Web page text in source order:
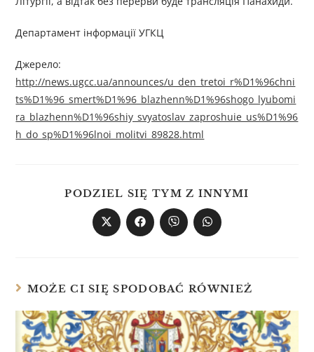
Департамент інформації УГКЦ
Джерело:
http://news.ugcc.ua/announces/u_den_tretoi_r%D1%96chni
ts%D1%96_smert%D1%96_blazhenn%D1%96shogo_lyubomi
ra_blazhenn%D1%96shiy_svyatoslav_zaproshuie_us%D1%96
h_do_sp%D1%96lnoi_molitvi_89828.html
PODZIEL SIĘ TYM Z INNYMI
MOŻE CI SIĘ SPODOBAĆ RÓWNIEŻ